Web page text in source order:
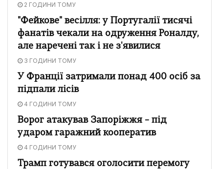
2 ГОДИНИ ТОМУ
"Фейкове" весілля: у Португалії тисячі
фанатів чекали на одруження Роналду,
але наречені так і не з'явилися
3 ГОДИНИ ТОМУ
У Франції затримали понад 400 осіб за
підпали лісів
4 ГОДИНИ ТОМУ
Ворог атакував Запоріжжя – під
ударом гаражний кооператив
4 ГОДИНИ ТОМУ
Трамп готувався оголосити перемогу